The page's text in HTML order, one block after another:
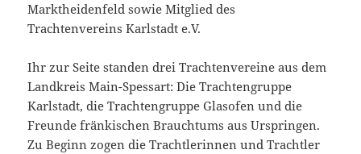
Marktheidenfeld sowie Mitglied des
Trachtenvereins Karlstadt e.V.
Ihr zur Seite standen drei Trachtenvereine aus dem
Landkreis Main-Spessart: Die Trachtengruppe
Karlstadt, die Trachtengruppe Glasofen und die
Freunde fränkischen Brauchtums aus Urspringen.
Zu Beginn zogen die Trachtlerinnen und Trachtler